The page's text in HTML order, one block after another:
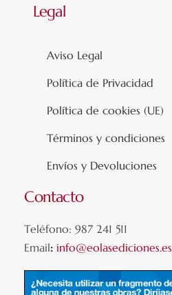
Legal
Aviso Legal
Política de Privacidad
Política de cookies (UE)
Términos y condiciones
Envíos y Devoluciones
Contacto
Teléfono: 987 241 511
Email: info@eolasediciones.es